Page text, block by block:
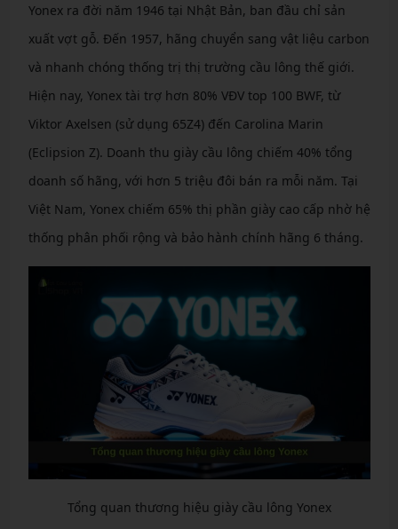
Yonex ra đời năm 1946 tại Nhật Bản, ban đầu chỉ sản
xuất vợt gỗ. Đến 1957, hãng chuyển sang vật liệu carbon
và nhanh chóng thống trị thị trường cầu lông thế giới.
Hiện nay, Yonex tài trợ hơn 80% VĐV top 100 BWF, từ
Viktor Axelsen (sử dụng 65Z4) đến Carolina Marin
(Eclipsion Z). Doanh thu giày cầu lông chiếm 40% tổng
doanh số hãng, với hơn 5 triệu đôi bán ra mỗi năm. Tại
Việt Nam, Yonex chiếm 65% thị phần giày cao cấp nhờ hệ
thống phân phối rộng và bảo hành chính hãng 6 tháng.
Tổng quan thương hiệu giày cầu lông Yonex